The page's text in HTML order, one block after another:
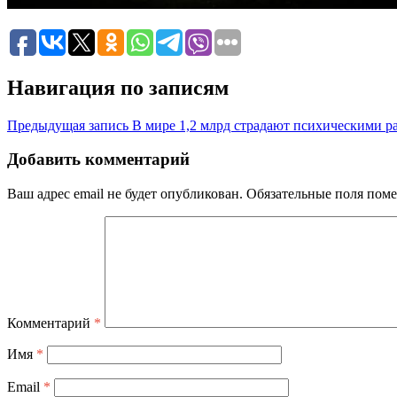
Навигация по записям
Предыдущая запись В мире 1,2 млрд страдают психическими
Добавить комментарий
Ваш адрес email не будет опубликован. Обязательные поля
Комментарий *
Имя *
Email *